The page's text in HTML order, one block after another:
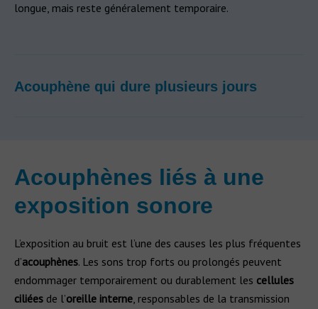
longue, mais reste généralement temporaire.
Acouphène qui dure plusieurs jours
Acouphènes liés à une
exposition sonore
L’exposition au bruit est l’une des causes les plus fréquentes
d’acouphènes. Les sons trop forts ou prolongés peuvent
endommager temporairement ou durablement les cellules
ciliées de l’oreille interne, responsables de la transmission